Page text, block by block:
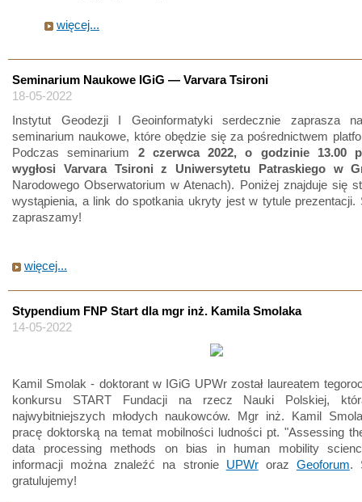
więcej...
Seminarium Naukowe IGiG — Varvara Tsironi
18-05-2022
Instytut Geodezji I Geoinformatyki serdecznie zaprasza
seminarium naukowe, które obędzie się za pośrednictwem
Podczas seminarium 2 czerwca 2022, o godzinie 13.00
wygłosi Varvara Tsironi z Uniwersytetu Patraskiego w
Narodowego Obserwatorium w Atenach). Poniżej znajduje się
wystąpienia, a link do spotkania ukryty jest w tytule prezentacji.
zapraszamy!
więcej...
Stypendium FNP Start dla mgr inż. Kamila Smolaka
14-05-2022
Kamil Smolak - doktorant w IGiG UPWr został laureatem
konkursu START Fundacji na rzecz Nauki Polskiej,
najwybitniejszych młodych naukowców. Mgr inż. Kamil
pracę doktorską na temat mobilności ludności pt. "Assessing
data processing methods on bias in human mobility
informacji można znaleźć na stronie UPWroraz Geoforum.
gratulujemy!